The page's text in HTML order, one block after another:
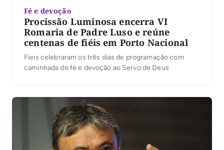
Fé e devoção
Procissão Luminosa encerra VI
Romaria de Padre Luso e reúne
centenas de fiéis em Porto Nacional
Fieis celebraram os três dias de programação com
caminhada de fé e devoção ao Servo de Deus